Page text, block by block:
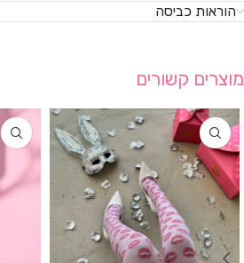
הוראות כביסה
מוצרים קשורים